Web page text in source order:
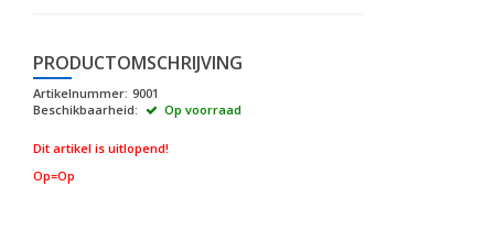
PRODUCTOMSCHRIJVING
Artikelnummer: 9001
Beschikbaarheid:
Op voorraad
Dit artikel is uitlopend!
Op=Op